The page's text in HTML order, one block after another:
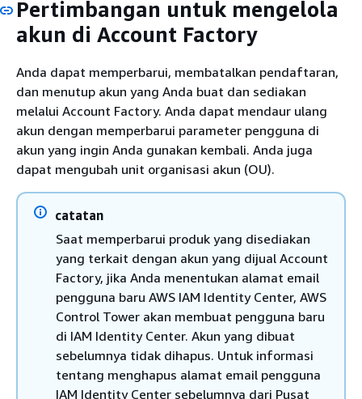
Pertimbangan untuk mengelola
akun di Account Factory
Anda dapat memperbarui, membatalkan pendaftaran,
dan menutup akun yang Anda buat dan sediakan
melalui Account Factory. Anda dapat mendaur ulang
akun dengan memperbarui parameter pengguna di
akun yang ingin Anda gunakan kembali. Anda juga
dapat mengubah unit organisasi akun (OU).
catatan
Saat memperbarui produk yang disediakan
yang terkait dengan akun yang dijual Account
Factory, jika Anda menentukan alamat email
pengguna baru AWS IAM Identity Center, AWS
Control Tower akan membuat pengguna baru
di IAM Identity Center. Akun yang dibuat
sebelumnya tidak dihapus. Untuk informasi
tentang menghapus alamat email pengguna
IAM Identity Center sebelumnya dari Pusat